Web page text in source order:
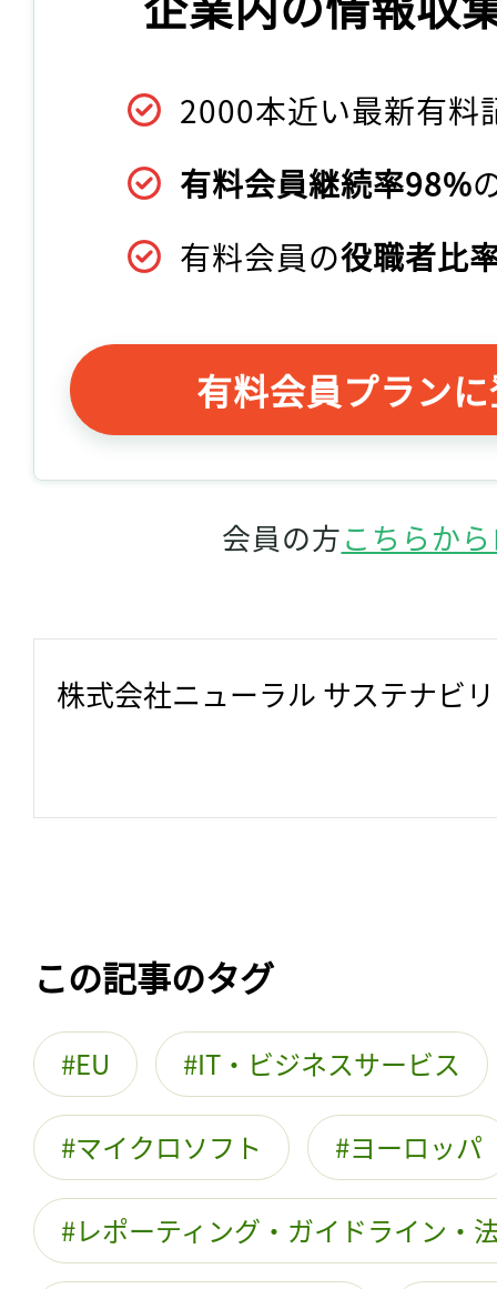
2000本近い最新有料
有料会員継続率98%
有料会員の役職者比
有料会員プラン
会員の方こちらか
株式会社ニューラル サステナビ
この記事のタグ
EU IT・ビジネスサービス
マイクロソフト ヨーロッパ
レポーティング・ガイドライン・